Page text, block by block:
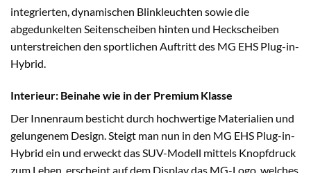
integrierten, dynamischen Blinkleuchten sowie die
abgedunkelten Seitenscheiben hinten und Heckscheiben
unterstreichen den sportlichen Auftritt des MG EHS Plug-in-
Hybrid.
Interieur: Beinahe wie in der Premium Klasse
Der Innenraum besticht durch hochwertige Materialien und
gelungenem Design. Steigt man nun in den MG EHS Plug-in-
Hybrid ein und erweckt das SUV-Modell mittels Knopfdruck
zum Leben, erscheint auf dem Display das MG-Logo, welches